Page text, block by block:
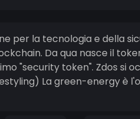
Da qua nasce il
"security token". Zdos si
La green-energy è